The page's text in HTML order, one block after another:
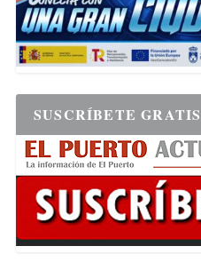
SUSCRÍBETE GRATIS